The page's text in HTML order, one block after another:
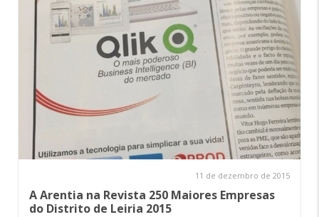
11 de dezembro de 2015
A Arentia na Revista 250 Maiores Empresas
do Distrito de Leiria 2015